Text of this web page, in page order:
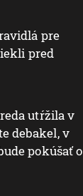
pre
pred
utŕžila v
debakel, v
pokúšať o